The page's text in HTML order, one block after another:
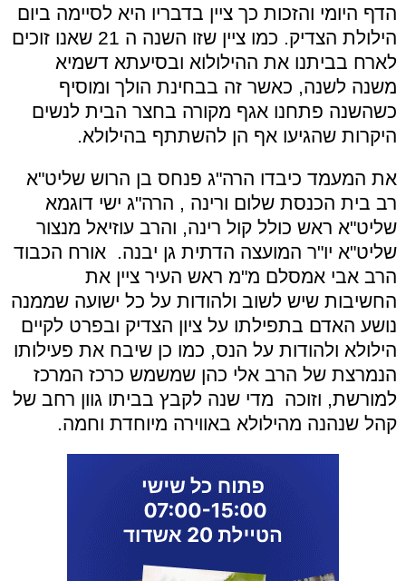
הדף היומי והזכות כך ציין בדבריו היא לסיימה ביום
הילולת הצדיק. כמו ציין שזו השנה ה 21 שאנו זוכים
לארח בביתנו את ההילולוא ובסיעתא דשמיא
משנה לשנה, כאשר זה בבחינת הולך ומוסיף
כשהשנה פתחנו אגף מקורה בחצר הבית לנשים
היקרות שהגיעו אף הן להשתתף בהילולא.
את המעמד כיבדו הרה"ג פנחס בן הרוש שליט"א
רב בית הכנסת שלום ורינה , הרה"ג ישי דוגמא
שליט"א ראש כולל קול רינה, והרב עוזיאל מנצור
שליט"א יו"ר המועצה הדתית גן יבנה. אורח הכבוד
הרב אבי אמסלם מ"מ ראש העיר ציין את
החשיבות שיש לשוב ולהודות על כל ישועה שממנה
נושע האדם בתפילתו על ציון הצדיק ובפרט לקיים
הילולא ולהודות על הנס, כמו כן שיבח את פעילותו
הנמרצת של הרב אלי כהן שמשמש כרכז המרכז
למורשת, וזוכה מדי שנה לקבץ בביתו גוון רחב של
קהל שנהנה מהילולא באווירה מיוחדת וחמה.